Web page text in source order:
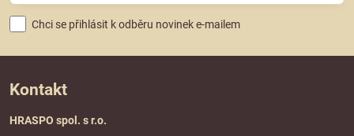
Chci se přihlásit k odběru novinek e-mailem
Kontakt
HRASPO spol. s r.o.